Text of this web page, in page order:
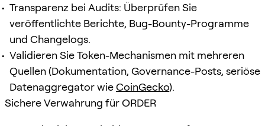
Transparenz bei Audits: Überprüfen Sie
veröffentlichte Berichte, Bug-Bounty-Programme
und Changelogs.
Validieren Sie Token-Mechanismen mit mehreren
Quellen (Dokumentation, Governance-Posts, seriöse
Datenaggregator wieCoinGecko).
Sichere Verwahrung für ORDER